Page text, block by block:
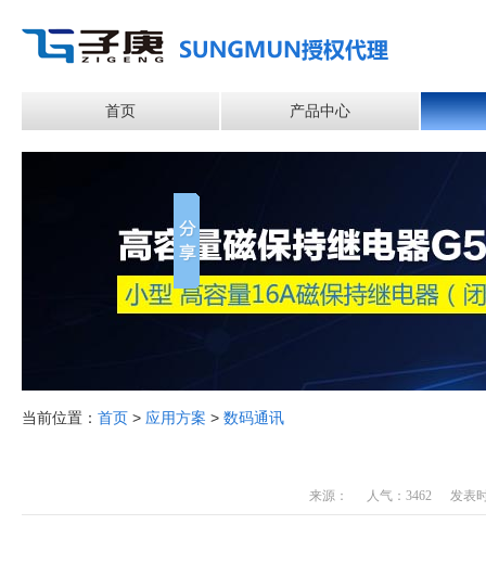
首页 产品中心
当前位置： 首页 > 应用方案 > 数码通讯
来源： 人气：3462 发表